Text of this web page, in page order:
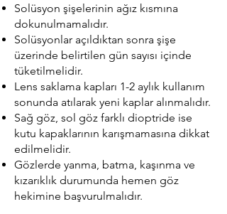
Solüsyon şişelerinin ağız kısmına
dokunulmamalıdır.
Solüsyonlar açıldıktan sonra şişe
üzerinde belirtilen gün sayısı içinde
tüketilmelidir.
Lens saklama kapları 1-2 aylık kullanım
sonunda atılarak yeni kaplar alınmalıdır.
Sağ göz, sol göz farklı dioptride ise
kutu kapaklarının karışmamasına dikkat
edilmelidir.
Gözlerde yanma, batma, kaşınma ve
kızarıklık durumunda hemen göz
hekimine başvurulmalıdır.